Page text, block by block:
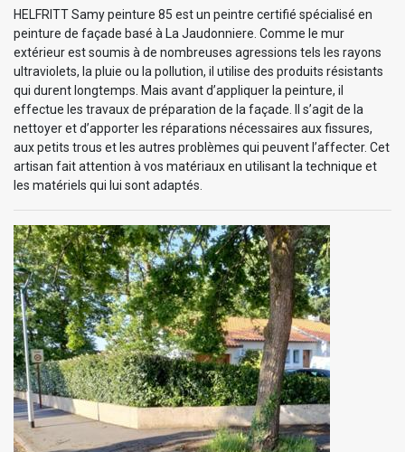
HELFRITT Samy peinture 85 est un peintre certifié spécialisé en
peinture de façade basé à La Jaudonniere. Comme le mur
extérieur est soumis à de nombreuses agressions tels les rayons
ultraviolets, la pluie ou la pollution, il utilise des produits résistants
qui durent longtemps. Mais avant d’appliquer la peinture, il
effectue les travaux de préparation de la façade. Il s’agit de la
nettoyer et d’apporter les réparations nécessaires aux fissures,
aux petits trous et les autres problèmes qui peuvent l’affecter. Cet
artisan fait attention à vos matériaux en utilisant la technique et
les matériels qui lui sont adaptés.